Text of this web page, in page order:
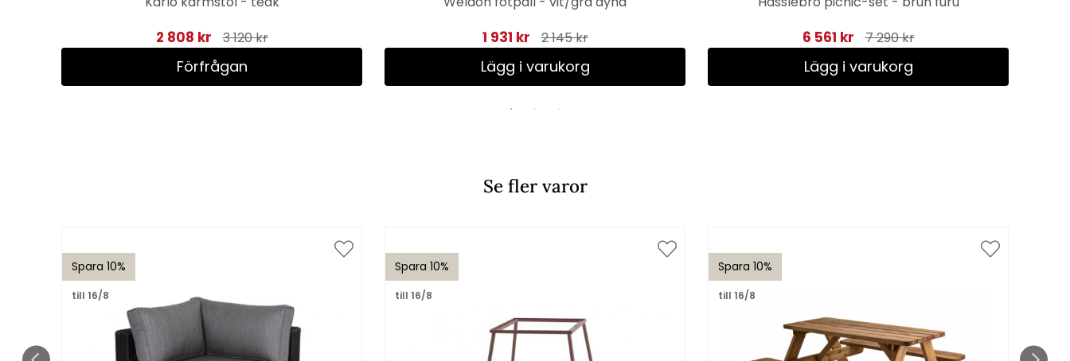
2 808 kr 3 120 kr
Förfrågan
1 931 kr 2 145 kr
Lägg i varukorg
6 561 kr 7 290 kr
Lägg i varukorg
Se fler varor
Spara 10%
till 16/8
Spara 10%
till 16/8
Spara 10%
till 16/8